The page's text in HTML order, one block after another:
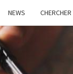
NEWS